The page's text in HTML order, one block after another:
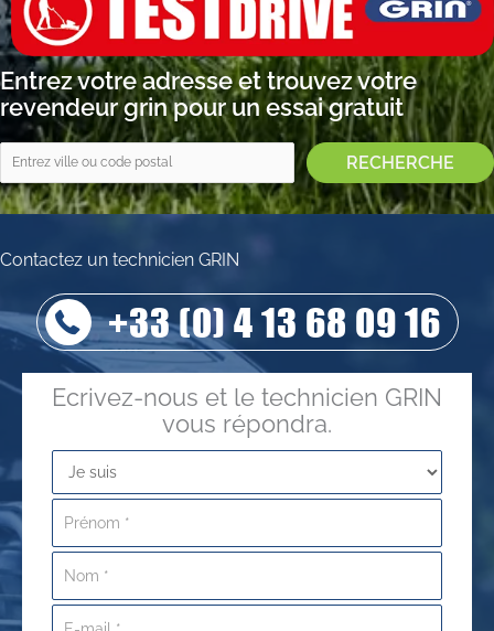
Entrez votre adresse et trouvez votre
revendeur grin pour un essai gratuit
Contactez un technicien GRIN
+33 (0) 4 13 68 09 16
Ecrivez-nous et le technicien GRIN
vous répondra.